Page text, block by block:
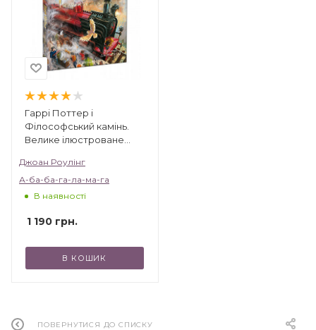
і де їх шукати», «Випадкова вакансія», а також
твори автора, видані під псевдонімом
Роберт Гелбрейт – «Шовкопряд» і «Поклик
зозулі».
Гаррі Поттер і
Філософський камінь.
Велике ілюстроване
Джоан Роулінг
А-ба-ба-га-ла-ма-га
В наявності
1 190 грн.
В КОШИК
ПОВЕРНУТИСЯ ДО СПИСКУ